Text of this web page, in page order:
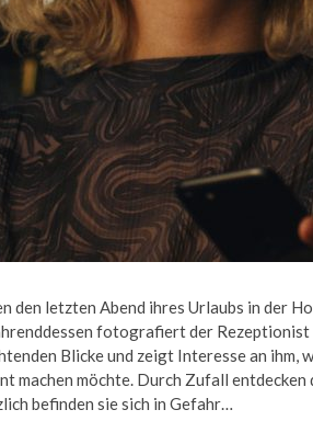
den letzten Abend ihres Urlaubs in der
fotografiert der Rezeptionist
Blicke und zeigt Interesse an ihm,
machen möchte. Durch Zufall
befinden sie sich in Gefahr…